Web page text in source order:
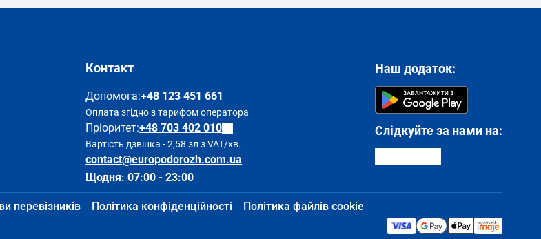
Контакт
Допомога:+48 123 451 661
Оплата згідно з тарифом оператора
Пріоритет:+48 703 402 010
Вартість дзвінка - 2,58 зл з VAT/хв.
contact@europodorozh.com.ua
Щодня: 07:00 - 23:00
Наш додаток:
Слідкуйте за нами на:
перевізників Політика конфіденційності Політика файлів cookie